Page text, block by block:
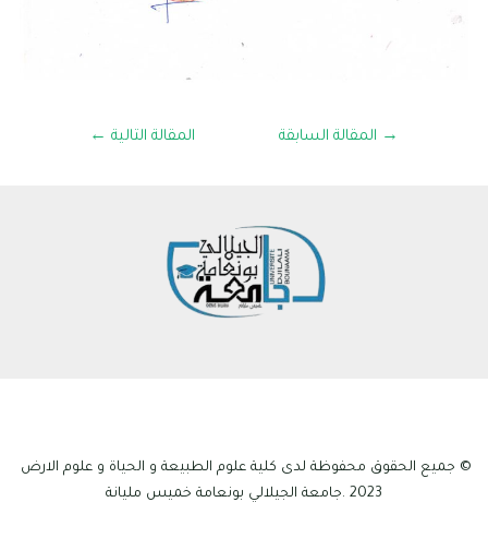
→ المقالة السابقة المقالة التالية ←
© جميع الحقوق محفوظة لدى كلية علوم الطبيعة و الحياة و علوم الارض
2023 .جامعة الجيلالي بونعامة خميس مليانة